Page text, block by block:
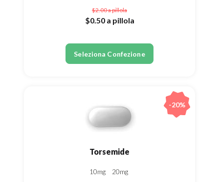
$2.00a pillola
$0.50 a pillola
Seleziona Confezione
Torsemide
10mg 20mg
-20%